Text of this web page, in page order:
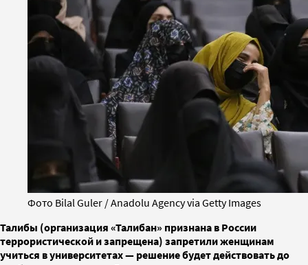
Фото Bilal Guler / Anadolu Agency via Getty Images
Талибы (организация «Талибан» признана в России
террористической и запрещена) запретили женщинам
учиться в университетах — решение будет действовать до